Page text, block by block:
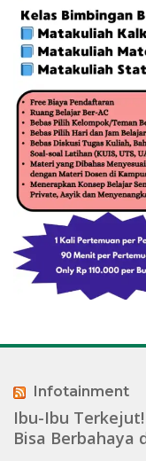
Infotainment
Ibu-Ibu
Bisa Berbahaya